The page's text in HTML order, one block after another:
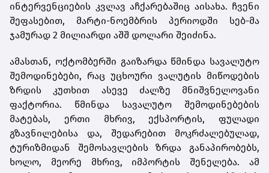
ინტერვენციების კვლავ აჩქარებაშიც აისახა. ჩვენი
შეფასებით, მარტი-ნოემბრის პერიოდში სებ-მა
ჯამურად 2 მილიარდი აშშ დოლარი შეიძინა.
ამასთან, ოქტომბერში გაიზარდა წმინდა სავალუტო
შემოდინებები, რაც უცხოური ვალუტის მიწოდების
ზრდის კუთხით ასევე ძალზე მნიშვნელოვანი
ფაქტორია. წმინდა სავალუტო შემოდინებების
მატებას, ერთი მხრივ, ექსპორტის, ფულადი
გზავნილებისა და, შედარებით მოკრძალებულად,
ტურიზმიდან შემოსავლების ზრდა განაპირობებს,
ხოლო, მეორე მხრივ, იმპორტის შენელება. ამ